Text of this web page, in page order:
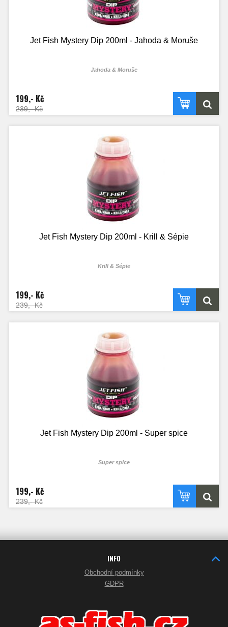
Jet Fish Mystery Dip 200ml - Jahoda & Moruše
Jahoda & Moruše
199,- Kč
239,- Kč
Jet Fish Mystery Dip 200ml - Krill & Sépie
Krill & Sépie
199,- Kč
239,- Kč
Jet Fish Mystery Dip 200ml - Super spice
Super spice
199,- Kč
239,- Kč
INFO
Obchodní podmínky
GDPR